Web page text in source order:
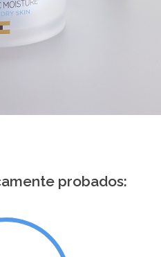
probados: